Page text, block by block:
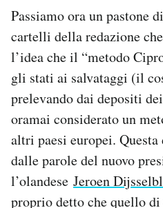
Passiamo ora un pastone
cartelli della redazione
l’idea che il “metodo
gli stati ai salvataggi (il
prelevando dai depositi
oramai considerato un
altri paesi europei.
dalle parole del nuovo
l’olandese Jeroen
proprio detto che quello